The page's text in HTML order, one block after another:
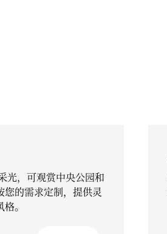
光，可观赏中央公园和
的需求定制，提供灵
。